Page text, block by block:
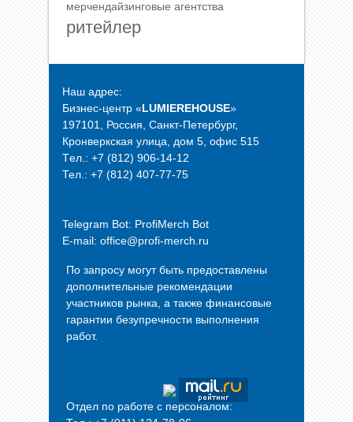
мерчендайзинговые агентства
ритейлер
Наш адрес:
Бизнес-центр «LUMIEREHOUSE»
197101, Россия, Санкт-Петербург,
Кронверкская улица, дом 5, офис 515
Tел.: +7 (812) 906-14-12
Тел.: +7 (812) 407-77-75
Telegram Bot: ProfiMerch Bot
E-mail: office@profi-merch.ru
По запросу могут быть предоставлены
дополнительные рекомендации
участников рынка, а также финансовые
гарантии безупречности выполнения
работ.
Отдел по работе с персоналом: